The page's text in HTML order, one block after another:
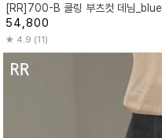
[RR]700-B 쿨링 부츠컷 데님_blue
54,800
4.9 (11)